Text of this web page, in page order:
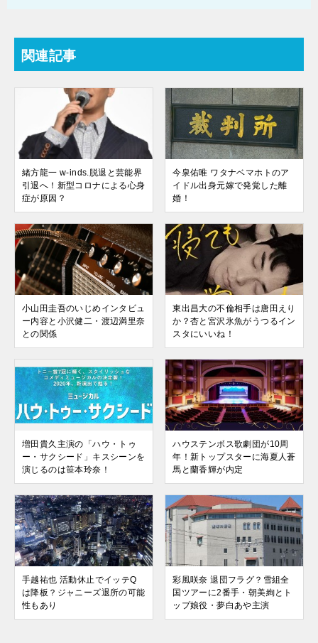
関連記事
緒方龍一 w-inds.脱退と芸能界
引退へ！新型コロナによる心身
症が原因？
今泉佑唯 ワタナベマホトのア
イドル出身元嫁で発覚した離
婚！
小山田圭吾のいじめインタビュ
ー内容と小沢健二・渡辺満里奈
との関係
東出昌大の不倫相手は唐田えり
か？杏と宮沢氷魚がうつるイン
スタにいいね！
増田貴久主演の「ハウ・トゥ
ー・サクシード」キスシーンを
演じるのは笹本玲奈！
ハウステンボス歌劇団が10周
年！新トップスターに海夏人蒼
馬と蘭香輝が内定
手越祐也 活動休止でイッテQ
は降板？ジャニーズ退所の可能
性もあり
彩風咲奈 退団フラグ？雪組全
国ツアーに2番手・朝美絢とト
ップ娘役・夢白あや主演